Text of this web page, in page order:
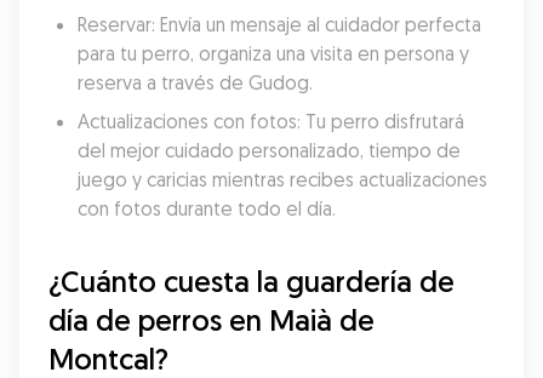
Reservar: Envía un mensaje al cuidador perfecta
para tu perro, organiza una visita en persona y
reserva a través de Gudog.
Actualizaciones con fotos: Tu perro disfrutará
del mejor cuidado personalizado, tiempo de
juego y caricias mientras recibes actualizaciones
con fotos durante todo el día.
¿Cuánto cuesta la guardería de
día de perros en Maià de
Montcal?